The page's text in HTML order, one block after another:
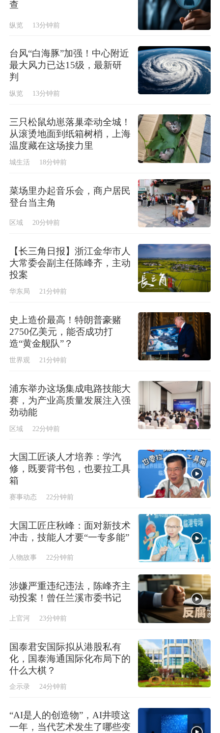
查
纵览 13分钟前
台风“白海豚”加强！中心附近
最大风力已达15级，最新研
判
纵览 13分钟前
三只松鼠幼崽落巢牵动全城！
从滚烫地面到纸箱树梢，上海
温度藏在这场接力里
城生活 18分钟前
菜场里办起音乐会，商户居民
登台当主角
区域 20分钟前
【长三角日报】浙江金华市人
大常委会副主任陈峰齐，主动
投案
华东局 21分钟前
史上造价最高！特朗普豪赌
2750亿美元，能否成功打
造“黄金舰队”？
世界观 21分钟前
浦东举办这场集成电路技能大
赛，为产业高质量发展注入强
劲动能
区域 22分钟前
大国工匠谈人才培养：学汽
修，既要背书包，也要拉工具
箱
赛事动态 22分钟前
大国工匠庄秋峰：面对新技术
冲击，技能人才要“一专多能”
人物故事 22分钟前
涉嫌严重违纪违法，陈峰齐主
动投案！曾任兰溪市委书记
上官河 23分钟前
国泰君安国际拟从港股私有
化，国泰海通国际化布局下的
什么大棋？
企示录 24分钟前
“AI是人的创造物”，AI井喷这
一年，当代艺术发生了哪些变